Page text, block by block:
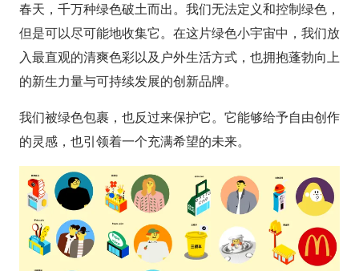
春天，千万种绿色破土而出。我们无法定义和控制绿色，
但是可以尽可能地收集它。在这片绿色小宇宙中，我们放
入最直观的清爽色彩以及户外生活方式，也拥抱蓬勃向上
的新生力量与可持续发展的创新品牌。
我们被绿色包裹，也反过来保护它。它能够给予自由创作
的灵感，也引领着一个充满希望的未来。